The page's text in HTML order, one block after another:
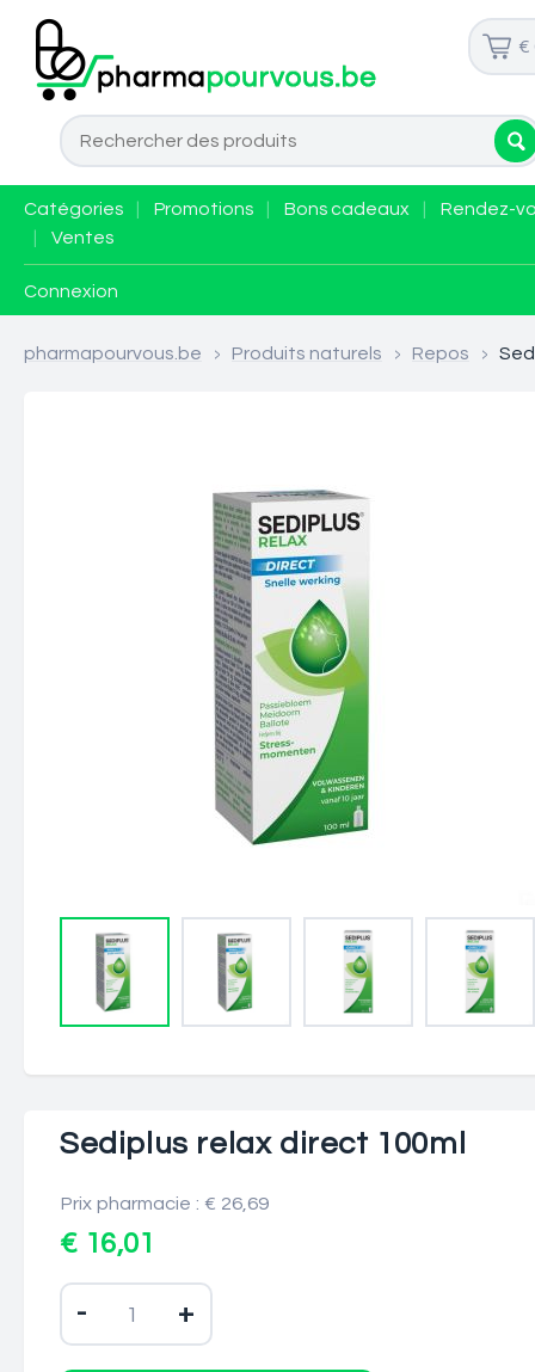
€
Catégories Promotions Bons cadeaux
Rendez-
Ventes
Connexion
pharmapourvous.be > Produits naturels > Repos >
Sediplus relax direct 100ml
Prix pharmacie : € 26,69
€ 16,01
- +